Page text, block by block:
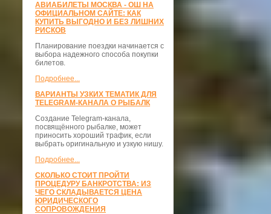
АВИАБИЛЕТЫ МОСКВА - ОШ НА
ОФИЦИАЛЬНОМ САЙТЕ: КАК
КУПИТЬ ВЫГОДНО И БЕЗ ЛИШНИХ
РИСКОВ
Планирование поездки начинается с
выбора надежного способа покупки
билетов.
Подробнее...
ВАРИАНТЫ УЗКИХ ТЕМАТИК ДЛЯ
TELEGRAM-КАНАЛА О РЫБАЛК
Создание Telegram-канала,
посвящённого рыбалке, может
приносить хороший трафик, если
выбрать оригинальную и узкую нишу.
Подробнее...
СКОЛЬКО СТОИТ ПРОЙТИ
ПРОЦЕДУРУ БАНКРОТСТВА: ИЗ
ЧЕГО СКЛАДЫВАЕТСЯ ЦЕНА
ЮРИДИЧЕСКОГО
СОПРОВОЖДЕНИЯ